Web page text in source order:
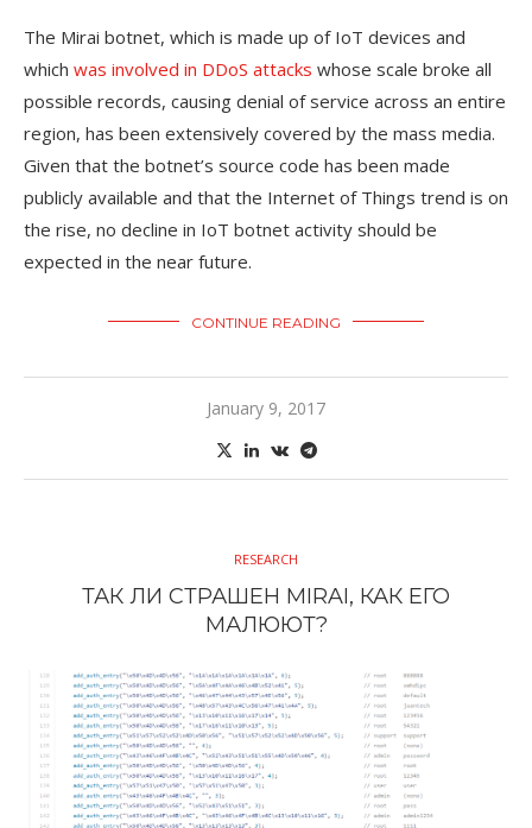
The Mirai botnet, which is made up of IoT devices and
which was involved in DDoS attacks whose scale broke all
possible records, causing denial of service across an entire
region, has been extensively covered by the mass media.
Given that the botnet’s source code has been made
publicly available and that the Internet of Things trend is on
the rise, no decline in IoT botnet activity should be
expected in the near future.
CONTINUE READING
January 9, 2017
RESEARCH
ТАК ЛИ СТРАШЕН MIRAI, КАК ЕГО
МАЛЮЮТ?